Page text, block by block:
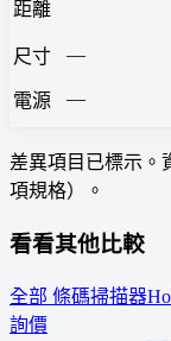
距離
尺寸
—
電源 —
差異項目已標示。
項規格）。
看看其他比較
全部 條碼掃描器
詢價